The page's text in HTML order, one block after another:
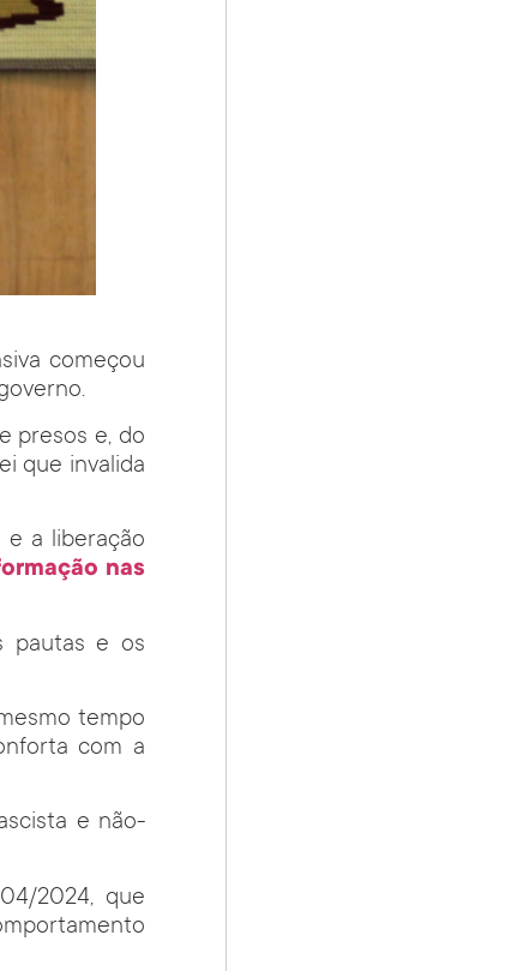
começou
presos e, do
que invalida
e a liberação
nas
pautas e os
tempo
com a
e não-
2024, que